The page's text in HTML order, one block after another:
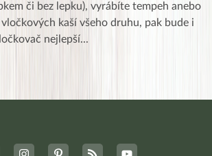
či bez lepku), vyrábíte tempeh anebo
kaší všeho druhu, pak bude i
nejlepší...